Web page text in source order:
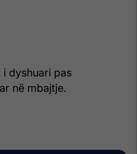
dyshuari pas
në mbajtje.